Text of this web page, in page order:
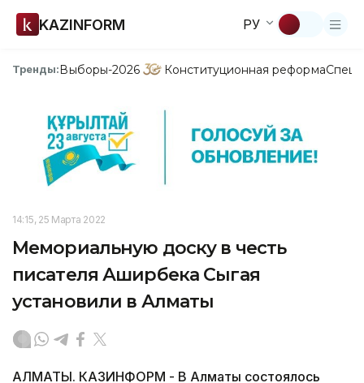
KAZINFORM РУ
Тренды:Выборы-2026 Конституционная реформа
14:15, 25 Марта 2022
Мемориальную доску в честь
писателя Аширбека Сыгая
установили в Алматы
АЛМАТЫ. КАЗИНФОРМ - В Алматы состоялось